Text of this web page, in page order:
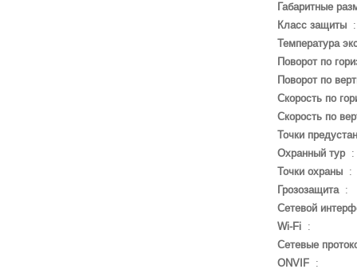
Габаритные
Класс защиты
Температура
Поворот по
Поворот по
Скорость по
Скорость по
Точки
Охранный тур:
Точки охраны :
Грозозащита:
Сетевой
Wi-Fi :
Сетевые
ONVIF :